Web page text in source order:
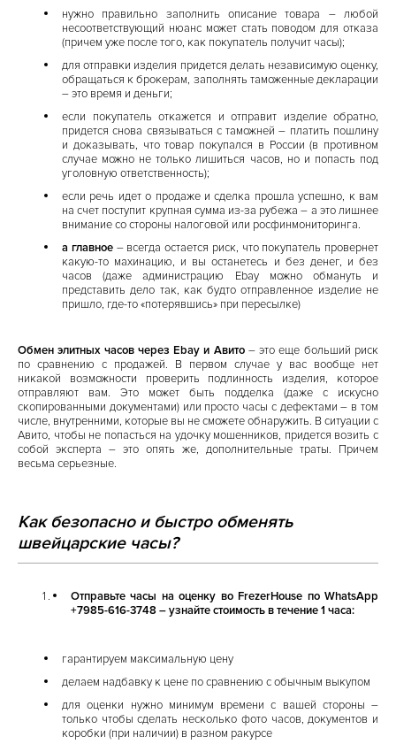
нужно правильно заполнить описание товара – любой
несоответствующий нюанс может стать поводом для отказа
(причем уже после того, как покупатель получит часы);
для отправки изделия придется делать независимую оценку,
обращаться к брокерам, заполнять таможенные декларации
– это время и деньги;
если покупатель откажется и отправит изделие обратно,
придется снова связываться с таможней – платить пошлину
и доказывать, что товар покупался в России (в противном
случае можно не только лишиться часов, но и попасть под
уголовную ответственность);
если речь идет о продаже и сделка прошла успешно, к вам
на счет поступит крупная сумма из-за рубежа – а это лишнее
внимание со стороны налоговой или росфинмониторинга.
а главное– всегда остается риск, что покупатель провернет
какую-то махинацию, и вы останетесь и без денег, и без
часов (даже администрацию Ebay можно обмануть и
представить дело так, как будто отправленное изделие не
пришло, где-то «потерявшись» при пересылке)
Обмен элитных часов через Ebay и Авито– это еще больший риск
по сравнению с продажей. В первом случае у вас вообще нет
никакой возможности проверить подлинность изделия, которое
отправляют вам. Это может быть подделка (даже с искусно
скопированными документами) или просто часы с дефектами – в том
числе, внутренними, которые вы не сможете обнаружить. В ситуации с
Авито, чтобы не попасться на удочку мошенников, придется возить с
собой эксперта – это опять же, дополнительные траты. Причем
весьма серьезные.
Как безопасно и быстро обменять
швейцарские часы?
Отправьте часы на оценку во FrezerHouse по WhatsApp
+7985-616-3748– узнайте стоимость в течение 1 часа:
гарантируем максимальную цену
делаем надбавку к цене по сравнению с обычным выкупом
для оценки нужно минимум времени с вашей стороны –
только чтобы сделать несколько фото часов, документов и
коробки (при наличии) в разном ракурсе